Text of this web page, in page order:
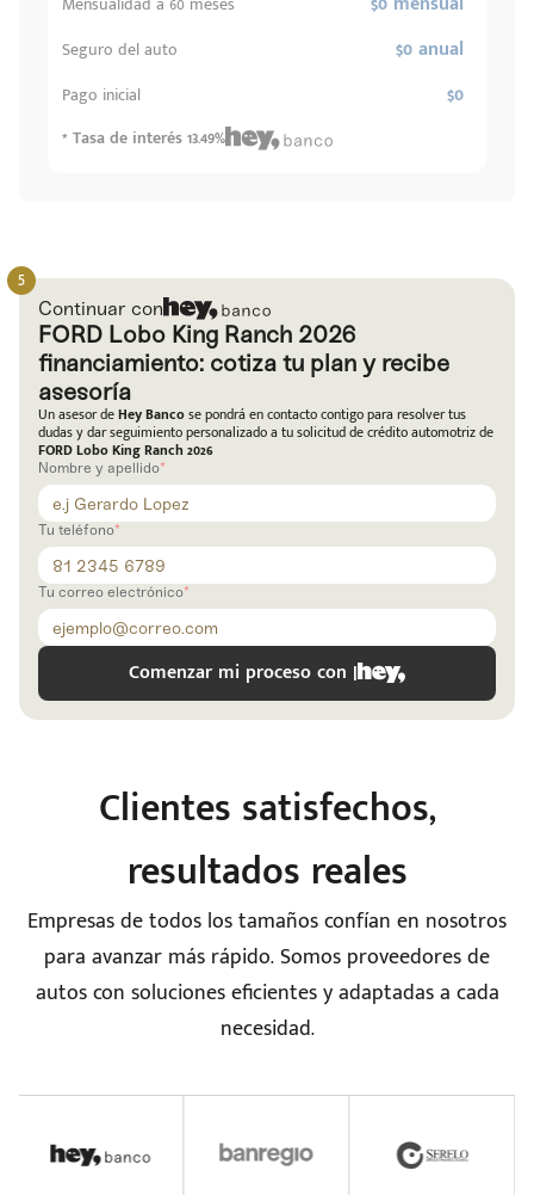
Postal
Ingresar
Seguro del auto $0 anual
Pago inicial $0
* Tasa de interés 13.49%
Continuar con
FORD Lobo King Ranch 2026
financiamiento: cotiza tu plan y recibe
asesoría
Un asesor deHey Bancose pondrá en contacto contigo para resolver tus
dudas y dar seguimiento personalizado a tu solicitud de crédito automotriz de
FORD Lobo King Ranch 2026
Nombre y apellido
Tu teléfono
Tu correo electrónico
Comenzar mi proceso con |
Clientes satisfechos,
resultados reales
Empresas de todos los tamaños confían en nosotros
para avanzar más rápido. Somos proveedores de
autos con soluciones eficientes y adaptadas a cada
necesidad.